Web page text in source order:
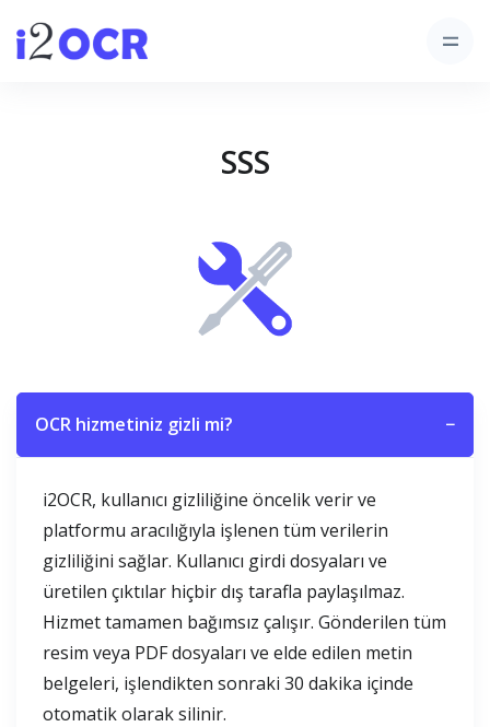
SSS
OCR hizmetiniz gizli mi? −
i2OCR, kullanıcı gizliliğine öncelik verir ve
platformu aracılığıyla işlenen tüm verilerin
gizliliğini sağlar. Kullanıcı girdi dosyaları ve
üretilen çıktılar hiçbir dış tarafla paylaşılmaz.
Hizmet tamamen bağımsız çalışır. Gönderilen tüm
resim veya PDF dosyaları ve elde edilen metin
belgeleri, işlendikten sonraki 30 dakika içinde
otomatik olarak silinir.